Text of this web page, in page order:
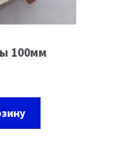
100мм